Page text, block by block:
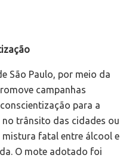
São Paulo, por meio da
campanhas
para a
trânsito das cidades ou
mistura fatal entre álcool e
O mote adotado foi